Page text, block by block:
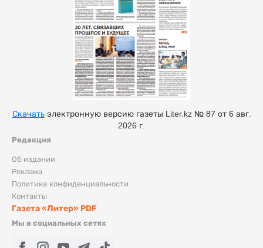
Редакция
Об издании
Реклама
Политика конфиденциальности
Контакты
Газета «Литер» PDF
Мы в социальных сетях
Скачатьэлектронную версию газеты Liter.kz № 87 от 6 авг.
2026 г.